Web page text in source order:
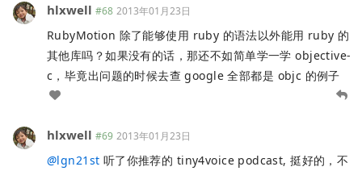
hlxwell #68 2013年01月23日
RubyMotion 除了能够使用 ruby 的语法以外能用 ruby 的
其他库吗？如果没有的话，那还不如简单学一学 objective-
c，毕竟出问题的时候去查 google 全部都是 objc 的例子
hlxwell #69 2013年01月23日
@lgn21st 听了你推荐的 tiny4voice podcast, 挺好的，不